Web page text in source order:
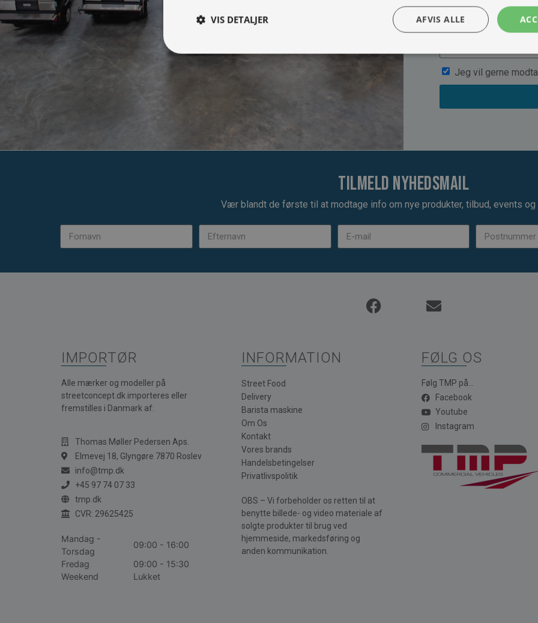
Jeg vil gerne
Tilmeld nyhedsmail
Vær blandt de første til at modtage info om nye produkter, tilbud, events og
IMPORTØR
Alle mærker og modeller på
streetconcept.dk importeres eller
fremstilles i Danmark af:
Thomas Møller Pedersen Aps.
Elmevej 18, Glyngøre 7870 Roslev
info@tmp.dk
+45 97 74 07 33
tmp.dk
CVR: 29625425
Mandag -
Torsdag
09:00 - 16:00
Fredag
09:00 - 15:30
Weekend
Lukket
INFORMATION
Street Food
Delivery
Barista maskine
Om Os
Kontakt
Vores brands
Handelsbetingelser
Privatlivspolitik
OBS – Vi forbeholder os retten til at
benytte billede- og video materiale af
solgte produkter til brug ved
hjemmeside, markedsføring og
anden kommunikation.
FØLG OS
Følg TMP på...
Facebook
Youtube
Instagram
AFVIS ALLE
VIS DETALJER